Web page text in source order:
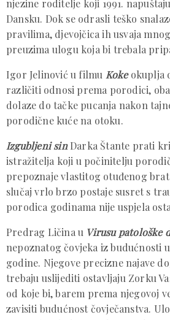
njezine roditelje koji 1991.
Dansku. Dok se odrasli teško
pravilima, djevojčica ih usvaja
preuzima ulogu koja bi trebala
Igor Jelinović u filmu Kokeokuplja
različiti odnosi prema porodici,
dolaze do tačke pucanja nakon
porodične kuće na otoku.
Izgubljeni sin Darka Štante prati
istražitelja koji u počinitelju
prepoznaje vlastitog otuđenog
slučaj vrlo brzo postaje susret s
porodica godinama nije uspjela
Predrag Ličina u Virusu patološke
nepoznatog čovjeka iz budućnosti
godine. Njegove precizne najave
trebaju uslijediti ostavljaju Zorku
od koje bi, barem prema njegovoj
zavisiti budućnost čovječanstva.